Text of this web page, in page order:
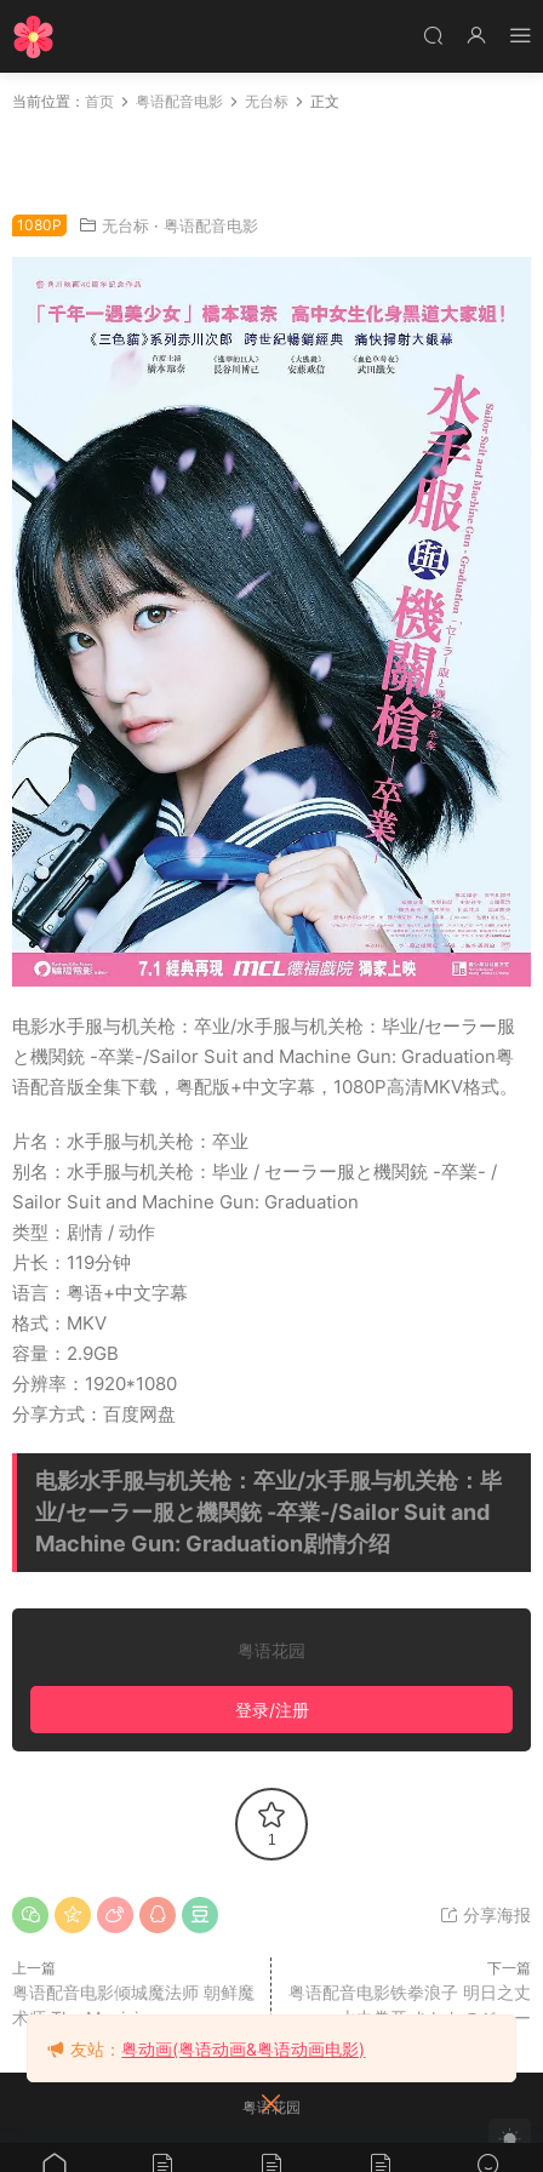
当前位置： 首页 粤语配音电影 无台标 正文
1080P 无台标 · 粤语配音电影
电影水手服与机关枪：卒业/水手服与机关枪：毕业/セーラー服
と機関銃 -卒業-/Sailor Suit and Machine Gun: Graduation粤
语配音版全集下载，粤配版+中文字幕，1080P高清MKV格式。
片名：水手服与机关枪：卒业
别名：水手服与机关枪：毕业 / セーラー服と機関銃 -卒業- /
Sailor Suit and Machine Gun: Graduation
类型：剧情 / 动作
片长：119分钟
语言：粤语+中文字幕
格式：MKV
容量：2.9GB
分辨率：1920*1080
分享方式：百度网盘
电影水手服与机关枪：卒业/水手服与机关枪：毕
业/セーラー服と機関銃 -卒業-/Sailor Suit and
Machine Gun: Graduation剧情介绍
粤语花园
登录/注册
1
分享海报
上一篇
粤语配音电影倾城魔法师 朝鲜魔
术师 The Magician
下一篇
粤语配音电影铁拳浪子 明日之丈
火力拳开 あしたのジョー
粤语花园
友站：粤动画(粤语动画&粤语动画电影)